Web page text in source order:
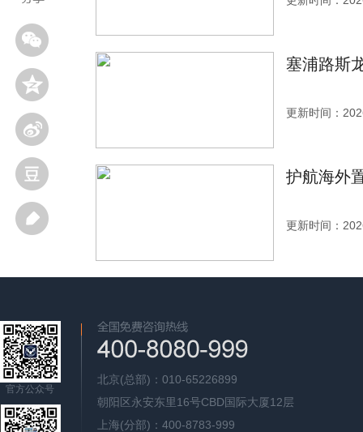
塞浦路斯
更新时间：
护航海外
更新时间：
官方公众号
北京(总部)：010-65226899
朝阳区永安东里16号CBD国际大厦12层
上海(分部)：400-8783-999